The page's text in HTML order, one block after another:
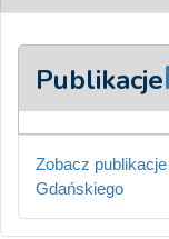
Publikacje
Zobacz
Gdańskiego